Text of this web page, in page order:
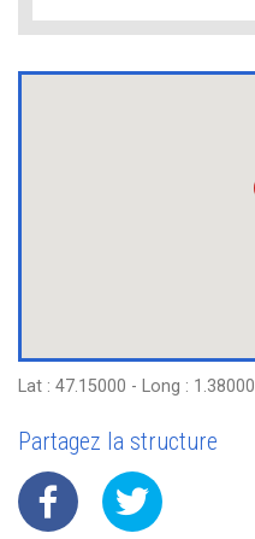
Lat : 47.15000 - Long : 1.38000
Partagez la structure